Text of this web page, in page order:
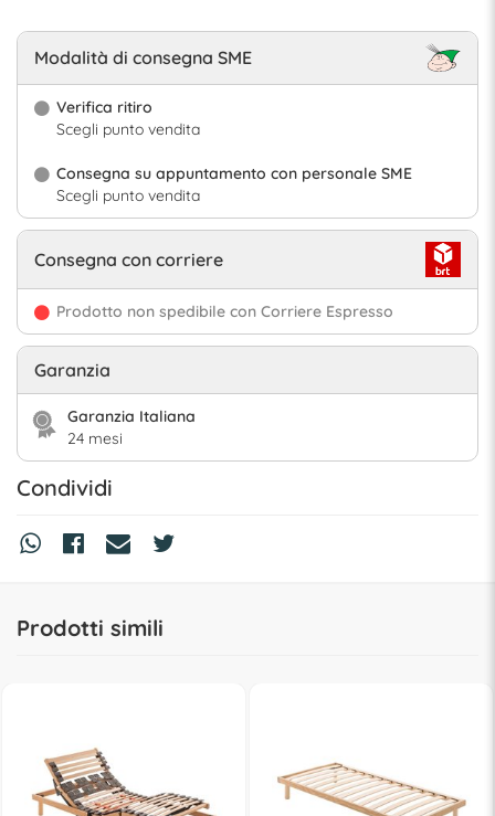
Modalità di consegna SME
Verifica ritiro
Scegli punto vendita
Consegna su appuntamento con personale SME
Scegli punto vendita
Consegna con corriere
Prodotto non spedibile con Corriere Espresso
Garanzia
Garanzia Italiana
24 mesi
Condividi
Prodotti simili